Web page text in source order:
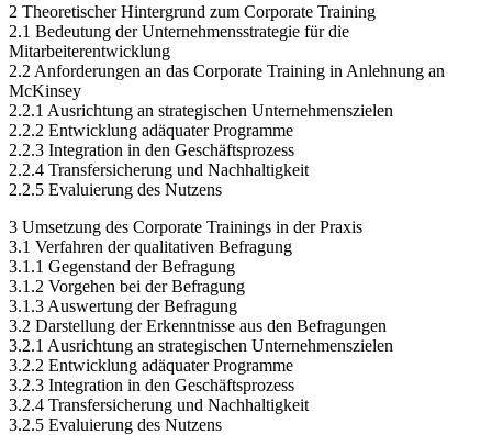
2 Theoretischer Hintergrund zum Corporate Training
2.1 Bedeutung der Unternehmensstrategie für die
Mitarbeiterentwicklung
2.2 Anforderungen an das Corporate Training in Anlehnung an
McKinsey
2.2.1 Ausrichtung an strategischen Unternehmenszielen
2.2.2 Entwicklung adäquater Programme
2.2.3 Integration in den Geschäftsprozess
2.2.4 Transfersicherung und Nachhaltigkeit
2.2.5 Evaluierung des Nutzens
3 Umsetzung des Corporate Trainings in der Praxis
3.1 Verfahren der qualitativen Befragung
3.1.1 Gegenstand der Befragung
3.1.2 Vorgehen bei der Befragung
3.1.3 Auswertung der Befragung
3.2 Darstellung der Erkenntnisse aus den Befragungen
3.2.1 Ausrichtung an strategischen Unternehmenszielen
3.2.2 Entwicklung adäquater Programme
3.2.3 Integration in den Geschäftsprozess
3.2.4 Transfersicherung und Nachhaltigkeit
3.2.5 Evaluierung des Nutzens